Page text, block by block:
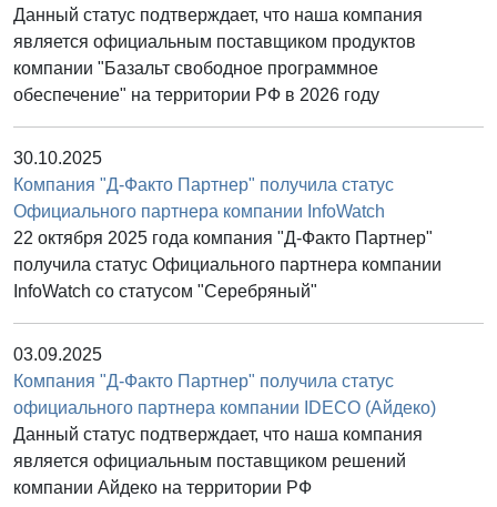
Данный статус подтверждает, что наша компания
является официальным поставщиком продуктов
компании "Базальт свободное программное
обеспечение" на территории РФ в 2026 году
30.10.2025
Компания "Д-Факто Партнер" получила статус
Официального партнера компании InfoWatch
22 октября 2025 года компания "Д-Факто Партнер"
получила статус Официального партнера компании
InfoWatch со статусом "Серебряный"
03.09.2025
Компания "Д-Факто Партнер" получила статус
официального партнера компании IDECO (Айдеко)
Данный статус подтверждает, что наша компания
является официальным поставщиком решений
компании Айдеко на территории РФ